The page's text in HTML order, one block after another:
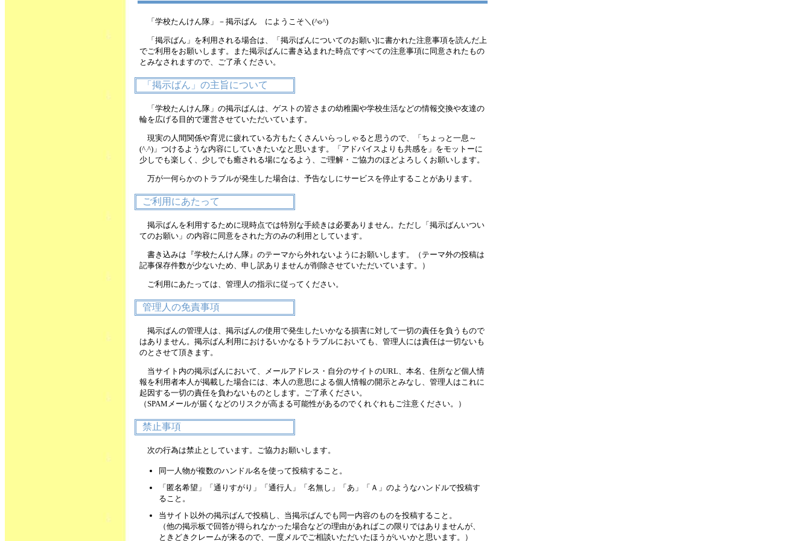
「学校たんけん隊」－掲示ばん にようこそ＼(^o^)
「掲示ばん」を利用される場合は、「掲示ばんについてのお願い]に書かれた注意事項を読んだ上
でご利用をお願いします。また掲示ばんに書き込まれた時点ですべての注意事項に同意されたもの
とみなされますので、ご了承ください。
「掲示ばん」の主旨について
「学校たんけん隊」の掲示ばんは、ゲストの皆さまの幼稚園や学校生活などの情報交換や友達の
輪を広げる目的で運営させていただいています。
現実の人間関係や育児に疲れている方もたくさんいらっしゃると思うので、「ちょっと一息～
(^.^)」つけるような内容にしていきたいなと思います。「アドバイスよりも共感を」をモットーに
少しでも楽しく、少しでも癒される場になるよう、ご理解・ご協力のほどよろしくお願いします。
万が一何らかのトラブルが発生した場合は、予告なしにサービスを停止することがあります。
ご利用にあたって
掲示ばんを利用するために現時点では特別な手続きは必要ありません。ただし「掲示ばんいつい
てのお願い」の内容に同意をされた方のみの利用としています。
書き込みは『学校たんけん隊』のテーマから外れないようにお願いします。（テーマ外の投稿は
記事保存件数が少ないため、申し訳ありませんが削除させていただいています。）
ご利用にあたっては、管理人の指示に従ってください。
管理人の免責事項
掲示ばんの管理人は、掲示ばんの使用で発生したいかなる損害に対して一切の責任を負うもので
はありません。掲示ばん利用におけるいかなるトラブルにおいても、管理人には責任は一切ないも
のとさせて頂きます。
当サイト内の掲示ばんにおいて、メールアドレス・自分のサイトのURL、本名、住所など個人情
報を利用者本人が掲載した場合には、本人の意思による個人情報の開示とみなし、管理人はこれに
起因する一切の責任を負わないものとします。ご了承ください。
（SPAMメールが届くなどのリスクが高まる可能性があるのでくれぐれもご注意ください。）
禁止事項
次の行為は禁止としています。ご協力お願いします。
同一人物が複数のハンドル名を使って投稿すること。
「匿名希望」「通りすがり」「通行人」「名無し」「あ」「Ａ」のようなハンドルで投稿す
ること。
当サイト以外の掲示ばんで投稿し、当掲示ばんでも同一内容のものを投稿すること。
（他の掲示板で回答が得られなかった場合などの理由があればこの限りではありませんが、
ときどきクレームが来るので、一度メルでご相談いただいたほうがいいかと思います。）